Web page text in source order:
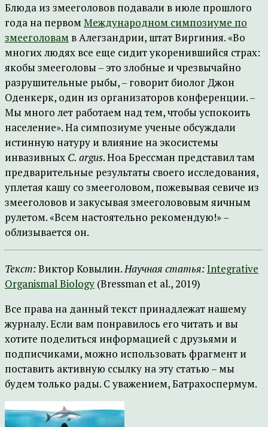
Блюда из змееголовов подавали в июле прошлого
года на первомМеждународном симпозиуме по
змееголовам в Алегзандрии, штат Виргиния. «Во
многих людях все еще сидит укоренившийся страх:
якобы змееголовы – это злобные и чрезвычайно
разрушительные рыбы, – говорит биолог Джон
Оденкерк, один из организаторов конференции. –
Мы много лет работаем над тем, чтобы успокоить
население». На симпозиуме ученые обсуждали
истинную натуру и влияние на экосистемы
инвазивных C. argus. Ноа Брессман представил там
предварительные результаты своего исследования,
уплетая кашу со змееголовом, пожевывая севиче из
змееголовов и закусывая змееголововым яичным
рулетом. «Всем настоятельно рекомендую!» –
облизывается он.
Текст:Виктор Ковылин.Научная статья:Integrative
Organismal Biology (Bressman et al., 2019)
Все права на данный текст принадлежат нашему
журналу. Если вам понравилось его читать и вы
хотите поделиться информацией с друзьями и
подписчиками, можно использовать фрагмент и
поставить активную ссылку на эту статью – мы
будем только рады. С уважением, Батрахоспермум.